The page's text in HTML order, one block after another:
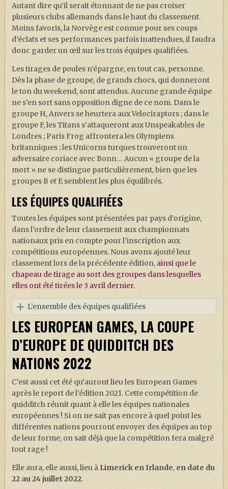
Autant dire qu’il serait étonnant de ne pas croiser
plusieurs clubs allemands dans le haut du classement.
Moins favoris, la Norvège est connue pour ses coups
d’éclats et ses performances parfois inattendues, il faudra
donc garder un œil sur les trois équipes qualifiées.
Les tirages de poules n’épargne, en tout cas, personne.
Dès la phase de groupe, de grands chocs, qui donneront
le ton du weekend, sont attendus. Aucune grande équipe
ne s’en sort sans opposition digne de ce nom. Dans le
groupe H, Anvers se heurtera aux Velociraptors ; dans le
groupe F, les Titans s’attaqueront aux Unspeakables de
Londres ; Paris Frog affrontera les Olympiens
britanniques ; les Unicorns turques trouveront un
adversaire coriace avec Bonn… Aucun « groupe de la
mort » ne se distingue particulièrement, bien que les
groupes B et E semblent les plus équilibrés.
LES ÉQUIPES QUALIFIÉES
Toutes les équipes sont présentées par pays d’origine,
dans l’ordre de leur classement aux championnats
nationaux pris en compte pour l’inscription aux
compétitions européennes. Nous avons ajouté leur
classement lors de la précédente édition, ainsi que le
chapeau de tirage au sort des groupes dans lesquelles
elles ont été tirées le 3 avril dernier.
L’ensemble des équipes qualifiées
LES EUROPEAN GAMES, LA COUPE
D’EUROPE DE QUIDDITCH DES
NATIONS 2022
C’est aussi cet été qu’auront lieu les European Games
après le report de l’édition 2021. Cette compétition de
quidditch réunit quant à elle les équipes nationales
européennes ! Si on ne sait pas encore à quel point les
différentes nations pourront envoyer des équipes au top
de leur forme, on sait déjà que la compétition fera malgré
tout rage !
Elle aura, elle aussi, lieu àLimerick en Irlande, en date du
22 au 24 juillet 2022.